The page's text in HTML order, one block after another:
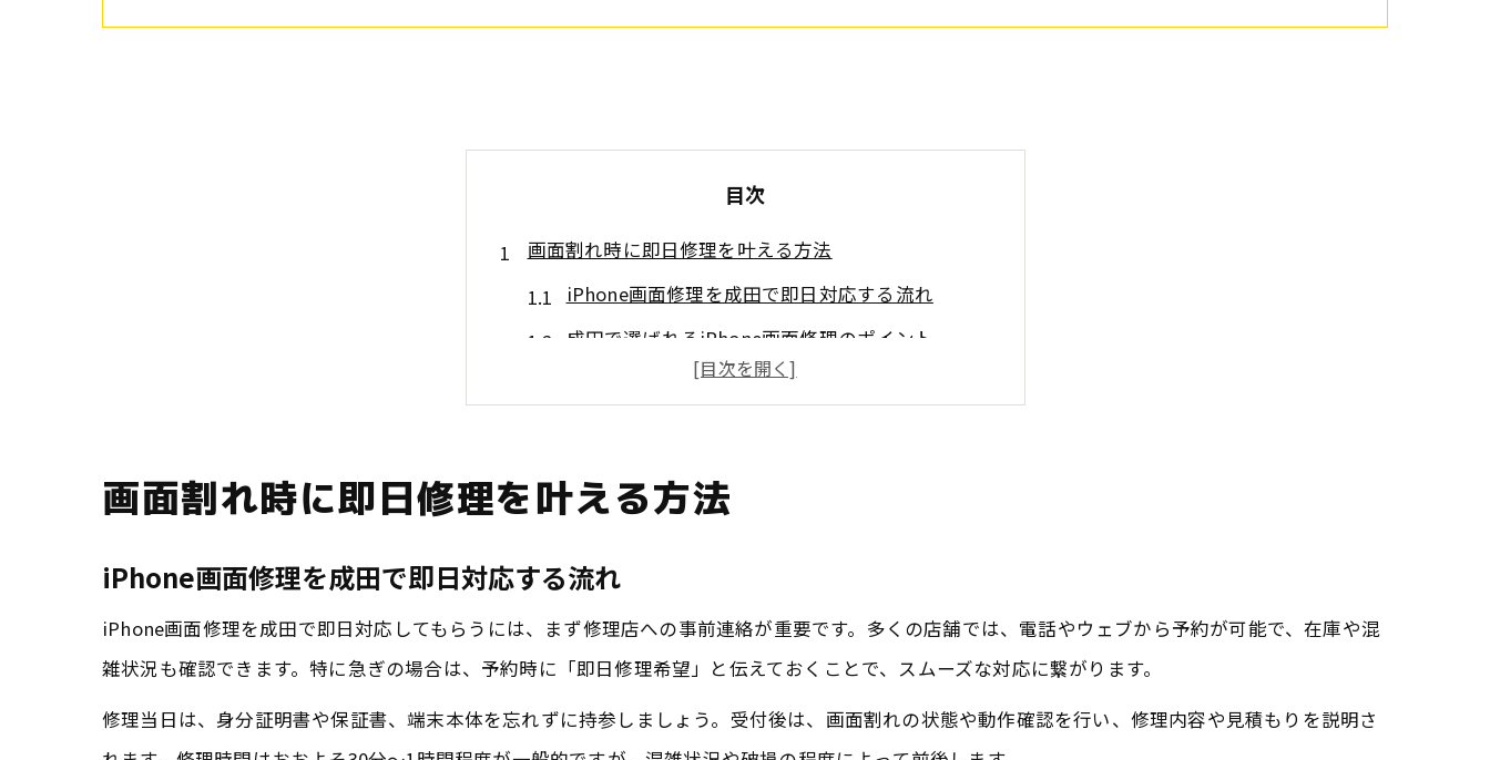
目次
画面割れ時に即日修理を叶える方法
iPhone画面修理を成田で即日対応する流れ
成田で選ばれるiPhone画面修理のポイント
画面割れ時の即日修理に役立つ口コミ活用術
iPhone画面修理を成田でスムーズに依頼するコツ
成田でiPhone画面修理をスムーズに進める方法
iPhone画面修理成田の依頼時に使える便利な裏技
画面割れ時に即日修理を叶える方法
iPhone画面修理を成田で即日対応する流れ
iPhone画面修理を成田で即日対応してもらうには、まず修理店への事前連絡が重要です。多くの店舗では、電話やウェブから予約が可能で、在庫や混
雑状況も確認できます。特に急ぎの場合は、予約時に「即日修理希望」と伝えておくことで、スムーズな対応に繋がります。
修理当日は、身分証明書や保証書、端末本体を忘れずに持参しましょう。受付後は、画面割れの状態や動作確認を行い、修理内容や見積もりを説明さ